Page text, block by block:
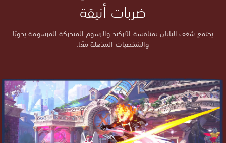
ضربات أنيقة
يجتمع شغف اليابان بمنافسة الآركيد والرسوم المتحركة المرسومة يدويًا
والشخصيات المذهلة معًا.